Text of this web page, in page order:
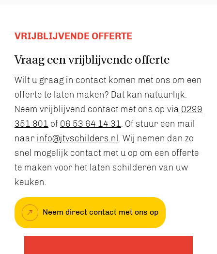
VRIJBLIJVENDE OFFERTE
Vraag een vrijblijvende offerte
Wilt u graag in contact komen met ons om een
offerte te laten maken? Dat kan natuurlijk.
Neem vrijblijvend contact met ons op via 0299
351 801 of 06 53 64 14 31. Of stuur een mail
naar info@jtvschilders.nl. Wij nemen dan zo
snel mogelijk contact met u op om een offerte
te maken voor het laten schilderen van uw
keuken.
Neem direct contact met ons op